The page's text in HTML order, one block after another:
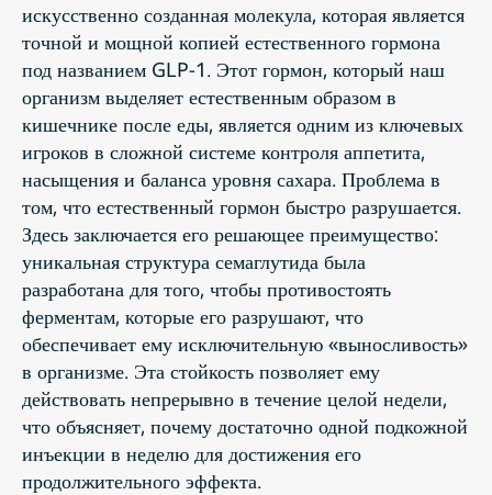
искусственно созданная молекула, которая является
точной и мощной копией естественного гормона
под названием GLP-1. Этот гормон, который наш
организм выделяет естественным образом в
кишечнике после еды, является одним из ключевых
игроков в сложной системе контроля аппетита,
насыщения и баланса уровня сахара. Проблема в
том, что естественный гормон быстро разрушается.
Здесь заключается его решающее преимущество:
уникальная структура семаглутида была
разработана для того, чтобы противостоять
ферментам, которые его разрушают, что
обеспечивает ему исключительную «выносливость»
в организме. Эта стойкость позволяет ему
действовать непрерывно в течение целой недели,
что объясняет, почему достаточно одной подкожной
инъекции в неделю для достижения его
продолжительного эффекта.